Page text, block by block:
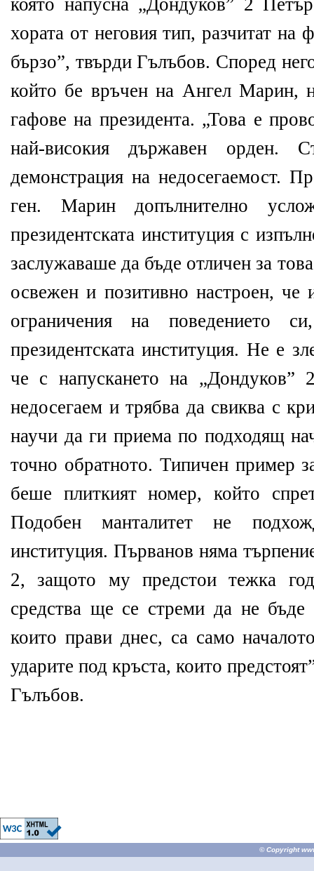
която напусна „Дондуков” 2
хората от неговия тип, разчитат на
бързо”, твърди Гълъбов. Според
който бе връчен на Ангел Марин,
гафове на президента. „Това е
най-високия държавен орден.
демонстрация на недосегаемост.
ген. Марин допълнително
президентската институция с
заслужаваше да бъде отличен за
освежен и позитивно настроен, че
ограничения на поведението
президентската институция. Не е
че с напускането на „Дондуков”
недосегаем и трябва да свиква с
научи да ги приема по подходящ
точно обратното. Типичен пример
беше плиткият номер, който
Подобен манталитет не
институция. Първанов няма
2, защото му предстои тежка
средства ще се стреми да не бъде
които прави днес, са само
ударите под кръста, които
Гълъбов.
© Copyright